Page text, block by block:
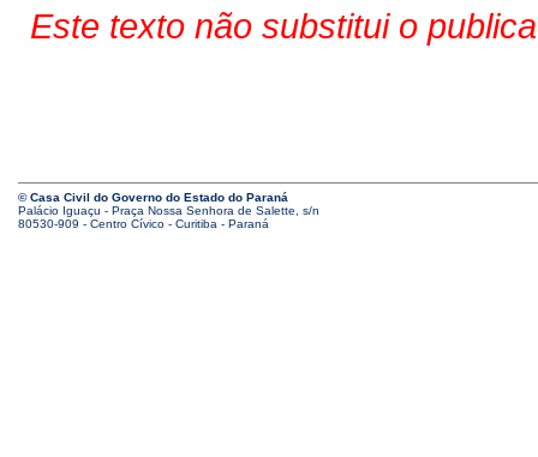
Este texto não substitui o
© Casa Civil do Governo do Estado do Paraná
Palácio Iguaçu - Praça Nossa Senhora de Salette, s/n
80530-909 - Centro Cívico - Curitiba - Paraná